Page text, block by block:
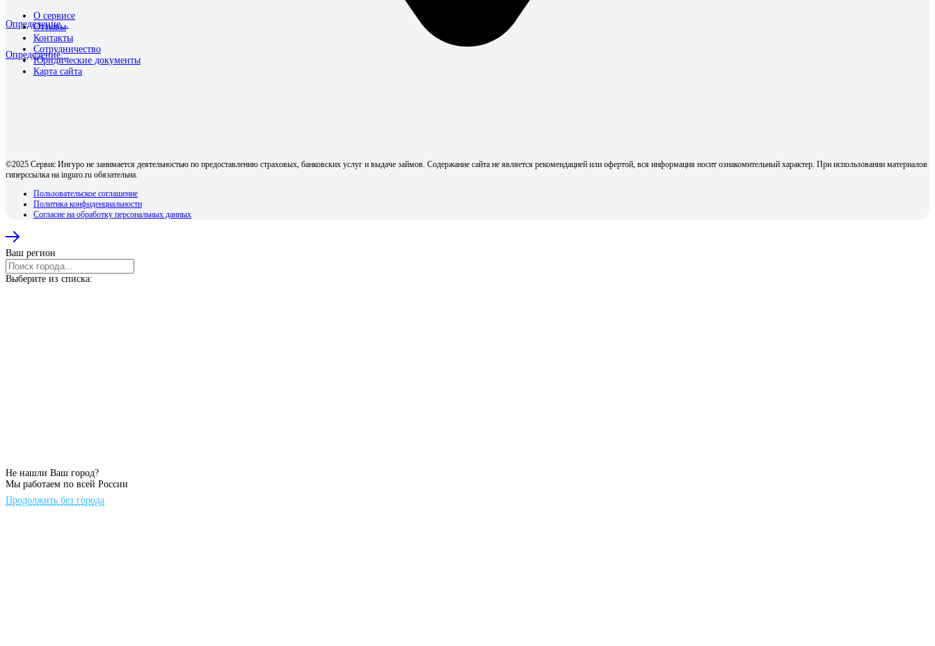
Определение...
Определение...
О сервисе
Отзывы
Контакты
Сотрудничество
Юридические документы
Карта сайта
©2025 Сервис Ингуро не занимается деятельностью по предоставлению страховых, банковских услуг и выдаче займов. Содержание сайта не является рекомендацией или офертой, вся информация носит ознакомительный характер. При использовании материалов
гиперссылка на inguro.ru обязательна.
Пользовательское соглашение
Политика конфиденциальности
Согласие на обработку персональных данных
Ваш регион
Выберите из списка:
Не нашли Ваш город?
Мы работаем по всей России
Продолжить без города